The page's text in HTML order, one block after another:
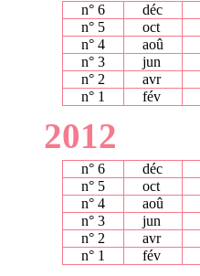
n° 6 déc
n° 5
oct
n° 4
aoû
n° 3
jun
n° 2
avr
n° 1
fév
2012
n° 6 déc
n° 5
oct
n° 4
aoû
n° 3
jun
n° 2
avr
n° 1
fév